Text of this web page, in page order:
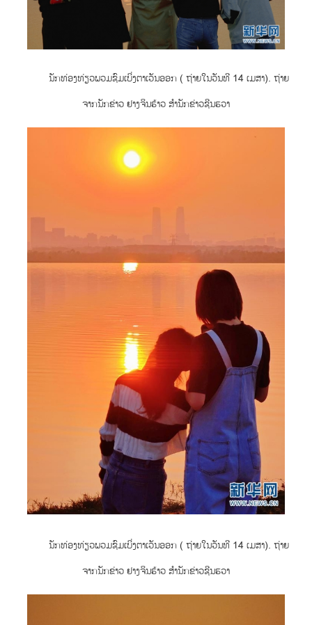
ນັກທ່ອງທ່ຽວພວມຊົມເບິ່ງຕາເວັນອອກ ( ຖ່າຍໃນວັນທີ 14 ເມສາ). ຖ່າຍ
ຈາກນັກຂ່າວ ຢາງຈິນຮ້າວ ສຳນັກຂ່າວຊີນຮວາ
ນັກທ່ອງທ່ຽວພວມຊົມເບິ່ງຕາເວັນອອກ ( ຖ່າຍໃນວັນທີ 14 ເມສາ). ຖ່າຍ
ຈາກນັກຂ່າວ ຢາງຈິນຮ້າວ ສຳນັກຂ່າວຊີນຮວາ